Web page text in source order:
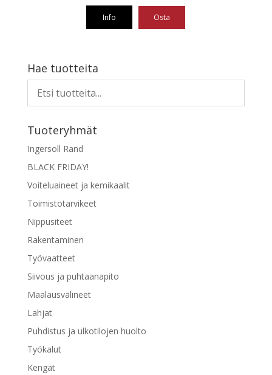
Info Osta
Hae tuotteita
Tuoteryhmät
Ingersoll Rand
BLACK FRIDAY!
Voiteluaineet ja kemikaalit
Toimistotarvikeet
Nippusiteet
Rakentaminen
Työvaatteet
Siivous ja puhtaanapito
Maalausvälineet
Lahjat
Puhdistus ja ulkotilojen huolto
Työkalut
Kengät